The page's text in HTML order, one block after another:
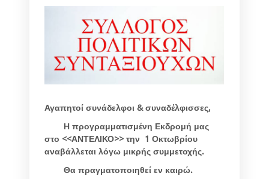
Αγαπητοί συνάδελφοι & συναδέλφισσες,
Η προγραμματισμένη Εκδρομή μας
στο <<ΑΝΤΕΛΙΚΟ>> την 1 Οκτωβρίου
αναβάλλεται λόγω μικρής συμμετοχής.
Θα πραγματοποιηθεί εν καιρώ.